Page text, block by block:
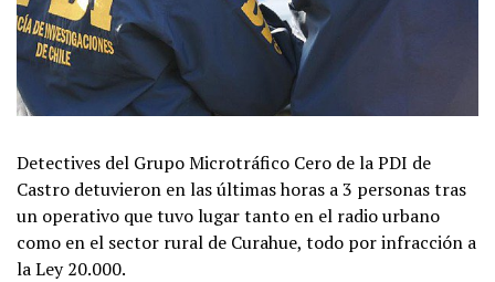
Detectives del Grupo Microtráfico Cero de la PDI de
Castro detuvieron en las últimas horas a 3 personas tras
un operativo que tuvo lugar tanto en el radio urbano
como en el sector rural de Curahue, todo por infracción a
la Ley 20.000.